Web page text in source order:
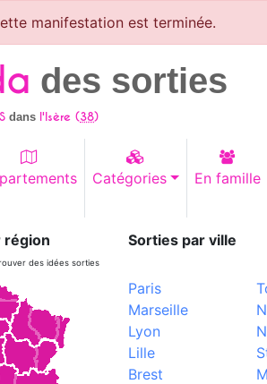
manifestation est terminée.
des sorties
dans l'Isère (38)
Catégories En famille
région
des idées sorties
Sorties par ville
Paris
Marseille
Lyon
Lille
Brest